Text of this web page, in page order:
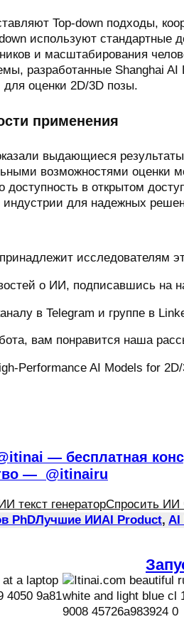
Top-down подходы,
используют стандартные
и масштабирования
разработанные Shanghai
для оценки 2D/3D позы.
применения
выдающиеся
возможностями оценки
в открытом
индустрии для надежных
исследователям
о ИИ, подписавшись на
в Telegram и группе в
вам понравится наша
Performance AI Models for
— бесплатная
— @itinairu
текст генераторСпросить ИИ
PhDЛучшие ИИAI Product, AI